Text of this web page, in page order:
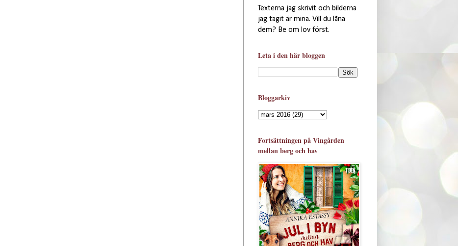
Texterna jag skrivit och bilderna
jag tagit är mina. Vill du låna
dem? Be om lov först.
Leta i den här bloggen
Bloggarkiv
Fortsättningen på Vingården
mellan berg och hav